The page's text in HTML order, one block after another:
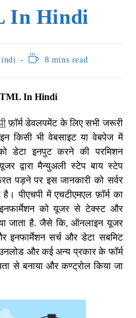
In Hindi
8 mins read
In Hindi
फ़ॉर्म डेवलपमेंट के लिए सभी जरूरी
किसी भी वेबसाइट या वेबपेज में
डेटा इनपुट करने की परमिशन
द्वारा मैन्युअली स्टेप बाय स्टेप
पड़ने पर इस जानकारी को सर्वर
है। पीएचपी में एचटीएमएल फ़ॉर्म का
को यूजर से टेक्स्ट और
जाता है. जैसे कि, ऑनलाइन यूजर
इनफार्मेशन सर्च और डेटा सबमिट
और कई अन्य प्रकार के फॉर्म
से बनाया और कण्ट्रोल किया जा